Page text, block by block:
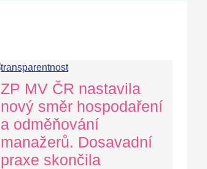
ZP MV ČR nastavila
nový směr hospodaření
a odměňování
manažerů. Dosavadní
praxe skončila